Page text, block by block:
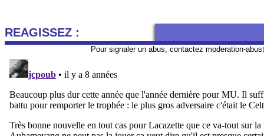
REAGISSEZ :
Pour signaler un abus, contactez moderation-